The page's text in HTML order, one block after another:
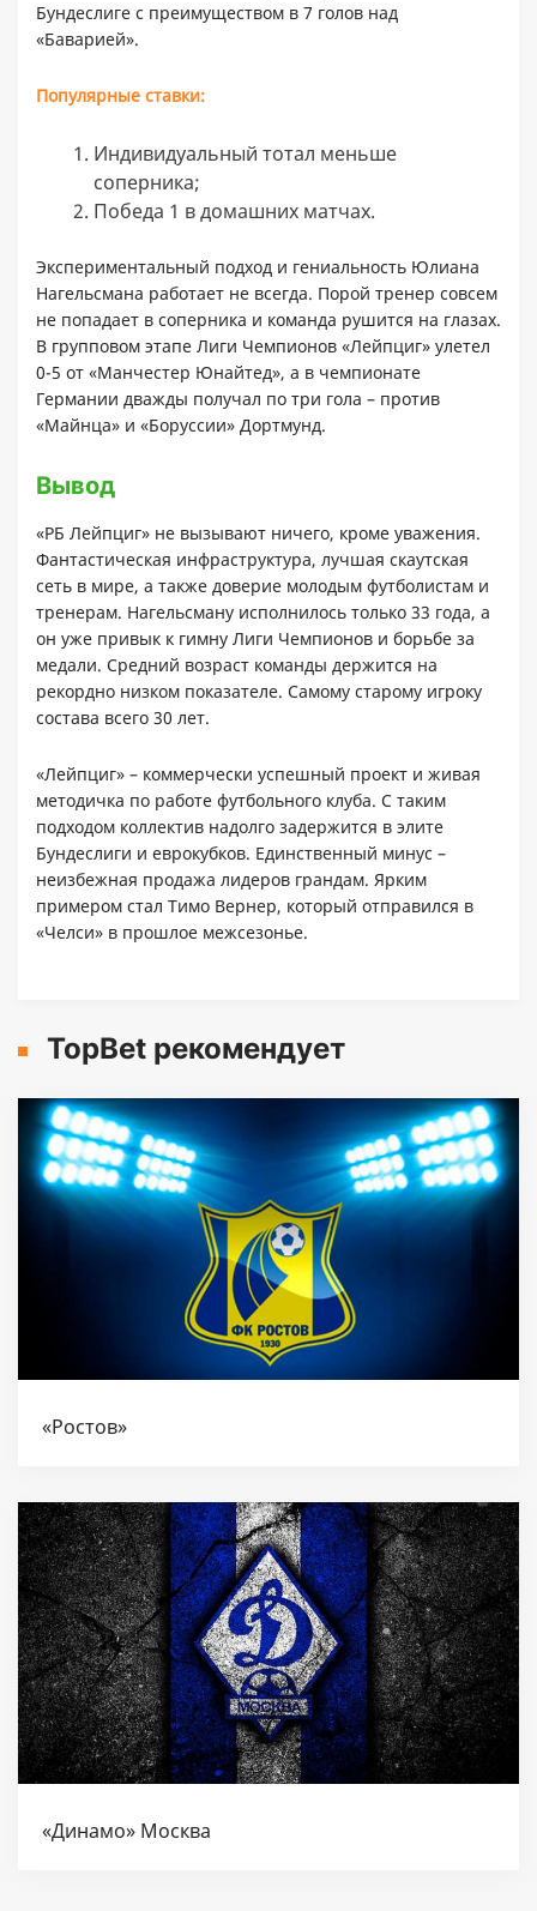
Бундеслиге с преимуществом в 7 голов над
«Баварией».
Популярные ставки:
Индивидуальный тотал меньше
соперника;
Победа 1 в домашних матчах.
Экспериментальный подход и гениальность Юлиана
Нагельсмана работает не всегда. Порой тренер совсем
не попадает в соперника и команда рушится на глазах.
В групповом этапе Лиги Чемпионов «Лейпциг» улетел
0-5 от «Манчестер Юнайтед», а в чемпионате
Германии дважды получал по три гола – против
«Майнца» и «Боруссии» Дортмунд.
Вывод
«РБ Лейпциг» не вызывают ничего, кроме уважения.
Фантастическая инфраструктура, лучшая скаутская
сеть в мире, а также доверие молодым футболистам и
тренерам. Нагельсману исполнилось только 33 года, а
он уже привык к гимну Лиги Чемпионов и борьбе за
медали. Средний возраст команды держится на
рекордно низком показателе. Самому старому игроку
состава всего 30 лет.
«Лейпциг» – коммерчески успешный проект и живая
методичка по работе футбольного клуба. С таким
подходом коллектив надолго задержится в элите
Бундеслиги и еврокубков. Единственный минус –
неизбежная продажа лидеров грандам. Ярким
примером стал Тимо Вернер, который отправился в
«Челси» в прошлое межсезонье.
TopBet рекомендует
«Ростов»
«Динамо» Москва